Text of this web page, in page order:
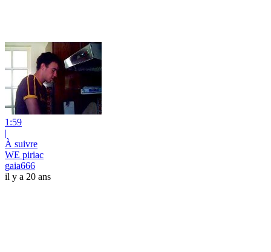
1:59
|
À suivre
WE piriac
gaia666
il y a 20 ans